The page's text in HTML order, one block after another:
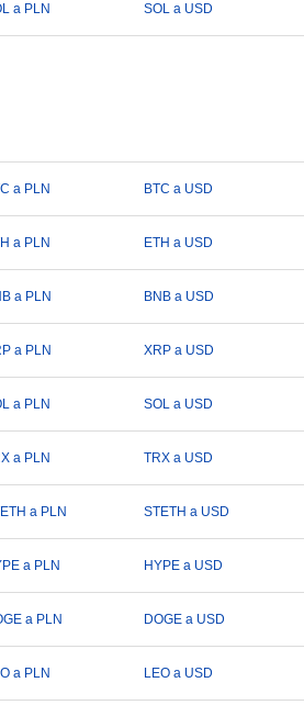
a PLN SOL a USD
a PLN BTC a USD
a PLN ETH a USD
a PLN BNB a USD
a PLN XRP a USD
a PLN SOL a USD
a PLN TRX a USD
a PLN STETH a USD
a PLN HYPE a USD
a PLN DOGE a USD
a PLN LEO a USD